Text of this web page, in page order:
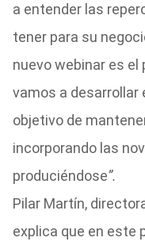
a entender las
tener para su
nuevo webinar es el
vamos a desarrollar
objetivo de
incorporando las
produciéndose”.
Pilar Martín,
explica que en este